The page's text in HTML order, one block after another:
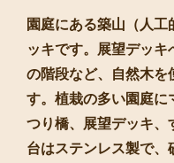
園庭にある築山（人
ッキです。展望デッ
の階段など、自然木を
す。植栽の多い園庭に
つり橋、展望デッキ、
台はステンレス製で、